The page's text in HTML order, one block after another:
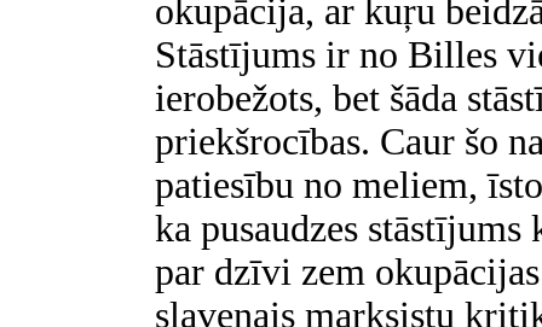
okupācija, ar kuŗu
Stāstījums ir no Billes
ierobežots, bet šāda
priekšrocības. Caur šo
patiesību no meliem,
ka pusaudzes
par dzīvi zem
slavenais marksistu